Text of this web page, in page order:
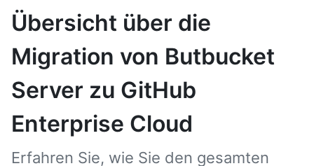
Übersicht über die
Migration von Butbucket
Server zu GitHub
Enterprise Cloud
Erfahren Sie, wie Sie den gesamten